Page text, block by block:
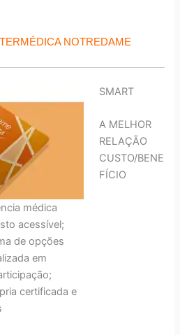
NOTREDAME
SMART
A MELHOR
RELAÇÃO
CUSTO/BENE
FÍCIO
médica
acessível;
de opções
em
certificada e